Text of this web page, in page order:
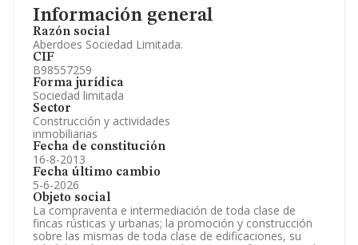
Información general
Razón social
Aberdoes Sociedad Limitada.
CIF
B98557259
Forma jurídica
Sociedad limitada
Sector
Construcción y actividades
inmobiliarias
Fecha de constitución
16-8-2013
Fecha último cambio
5-6-2026
Objeto social
La compraventa e intermediación de toda clase de
fincas rústicas y urbanas; la promoción y construcción
sobre las mismas de toda clase de edificaciones, su
Información oficial y registral complementaria.